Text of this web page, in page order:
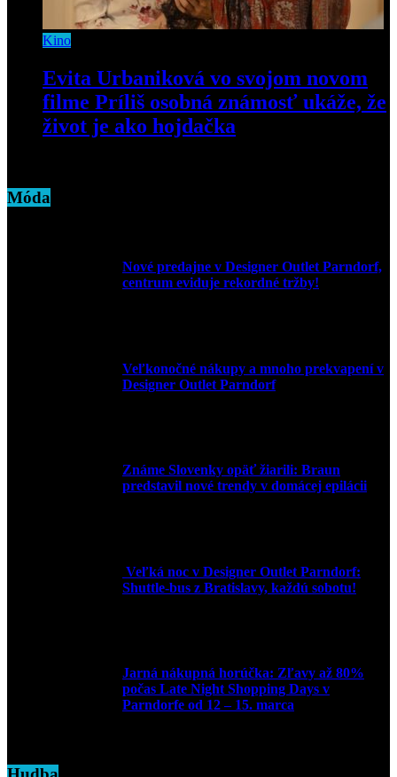
Kino
Evita Urbaniková vo svojom novom
filme Príliš osobná známosť ukáže, že
život je ako hojdačka
Móda
Nové predajne v Designer Outlet Parndorf,
centrum eviduje rekordné tržby!
Veľkonočné nákupy a mnoho prekvapení v
Designer Outlet Parndorf
Známe Slovenky opäť žiarili: Braun
predstavil nové trendy v domácej epilácii
Veľká noc v Designer Outlet Parndorf:
Shuttle-bus z Bratislavy, každú sobotu!
Jarná nákupná horúčka: Zľavy až 80%
počas Late Night Shopping Days v
Parndorfe od 12 – 15. marca